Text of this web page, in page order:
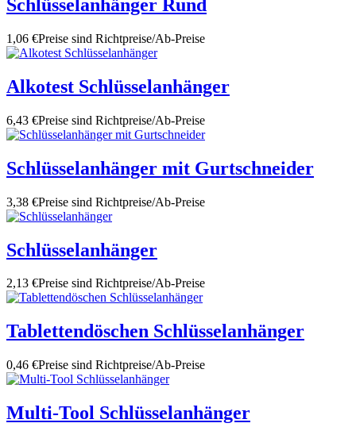
Schlüsselanhänger Rund
1,06 €Preise sind Richtpreise/Ab-Preise
Alkotest Schlüsselanhänger
6,43 €Preise sind Richtpreise/Ab-Preise
Schlüsselanhänger mit Gurtschneider
3,38 €Preise sind Richtpreise/Ab-Preise
Schlüsselanhänger
2,13 €Preise sind Richtpreise/Ab-Preise
Tablettendöschen Schlüsselanhänger
0,46 €Preise sind Richtpreise/Ab-Preise
Multi-Tool Schlüsselanhänger